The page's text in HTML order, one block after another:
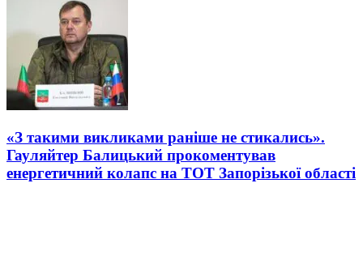
«З такими викликами раніше не стикались».
Гауляйтер Балицький прокоментував
енергетичний колапс на ТОТ Запорізької області